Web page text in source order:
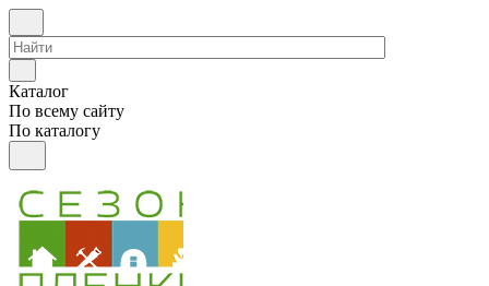
Каталог
По всему сайту
По каталогу